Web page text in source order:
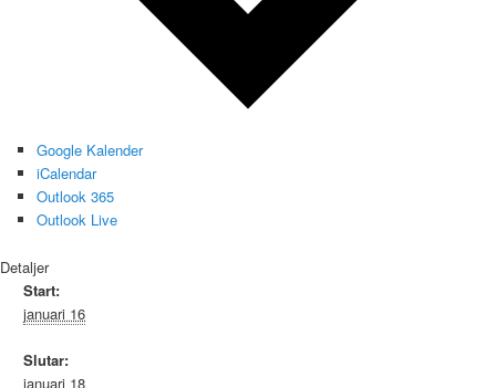
Google Kalender
iCalendar
Outlook 365
Outlook Live
Detaljer
Start:
januari 16
Slutar:
januari 18